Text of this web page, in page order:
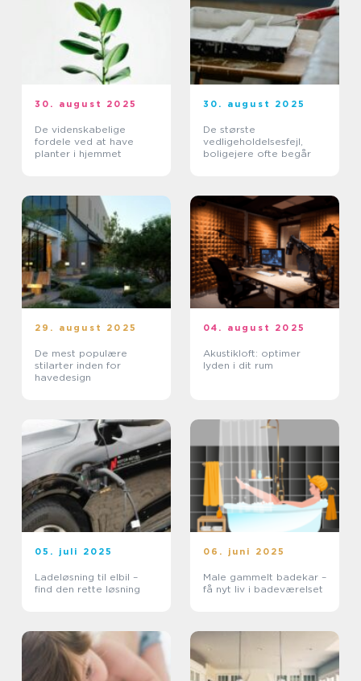
30. august 2025
De videnskabelige
fordele ved at have
planter i hjemmet
30. august 2025
De største
vedligeholdelsesfejl,
boligejere ofte begår
29. august 2025
De mest populære
stilarter inden for
havedesign
04. august 2025
Akustikloft: optimer
lyden i dit rum
05. juli 2025
Ladeløsning til elbil –
find den rette løsning
06. juni 2025
Male gammelt badekar –
få nyt liv i badeværelset